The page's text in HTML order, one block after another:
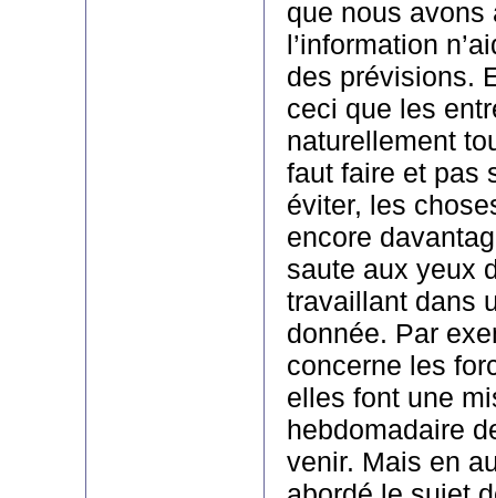
que nous avons
l’information
des prévisions.
ceci que les
naturellement
faut faire et pas
éviter, les
encore
saute aux yeux
travaillant dans
donnée. Par
concerne les
elles font une
hebdomadaire
venir. Mais en